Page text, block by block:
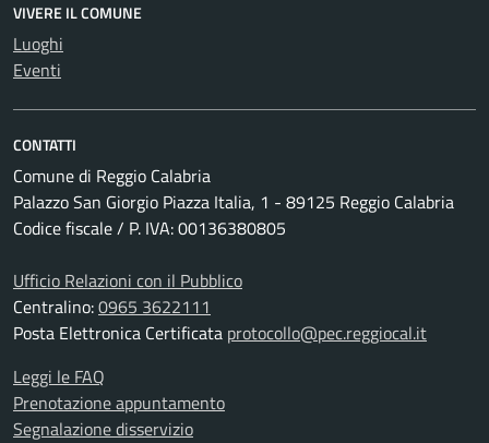
VIVERE IL COMUNE
Luoghi
Eventi
CONTATTI
Comune di Reggio Calabria
Palazzo San Giorgio Piazza Italia, 1 - 89125 Reggio Calabria
Codice fiscale / P. IVA: 00136380805
Ufficio Relazioni con il Pubblico
Centralino:0965 3622111
Posta Elettronica Certificata protocollo@pec.reggiocal.it
Leggi le FAQ
Prenotazione appuntamento
Segnalazione disservizio